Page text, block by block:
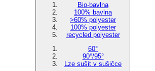
Bio-bavlna
100% bavlna
>60% polyester
100% polyester
recycled polyester
60°
90°/95°
Lze sušit v sušičce